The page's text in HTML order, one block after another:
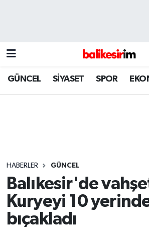
GÜNCEL SİYASET SPOR
HABERLER GÜNCEL
Balıkesir'de
Kuryeyi 10
bıçakladı